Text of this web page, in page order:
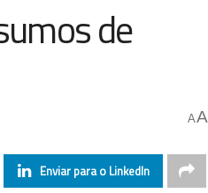
de
AA
Enviar para o LinkedIn